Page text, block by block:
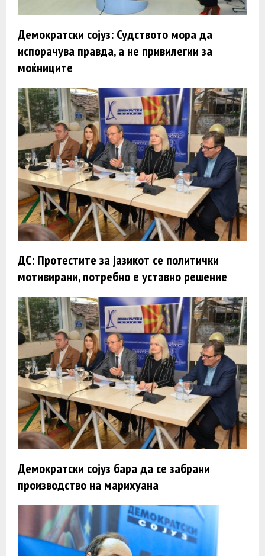
Демократски сојуз: Судството мора да
испорачува правда, а не привилегии за
моќниците
ДС: Протестите за јазикот се политички
мотивирани, потребно е уставно решение
Демократски сојуз бара да се забрани
производство на марихуана